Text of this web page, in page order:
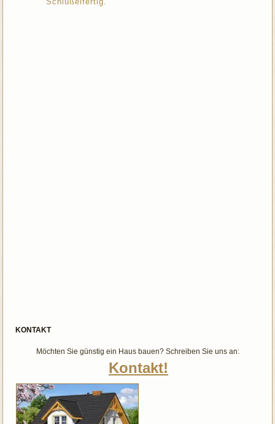
KONTAKT
Möchten Sie günstig ein Haus bauen? Schreiben Sie uns an:
Kontakt!